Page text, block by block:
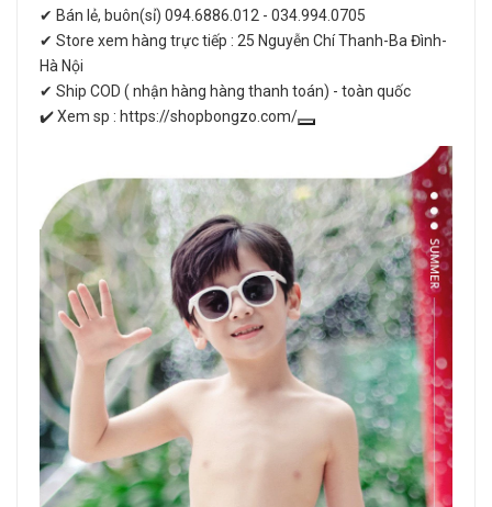
✔ Bán lẻ, buôn(sỉ) 094.6886.012 - 034.994.0705
✔ Store xem hàng trực tiếp : 25 Nguyễn Chí Thanh-Ba Đình-
Hà Nội
✔ Ship COD ( nhận hàng hàng thanh toán) - toàn quốc
✔️ Xem sp : https://shopbongzo.com/